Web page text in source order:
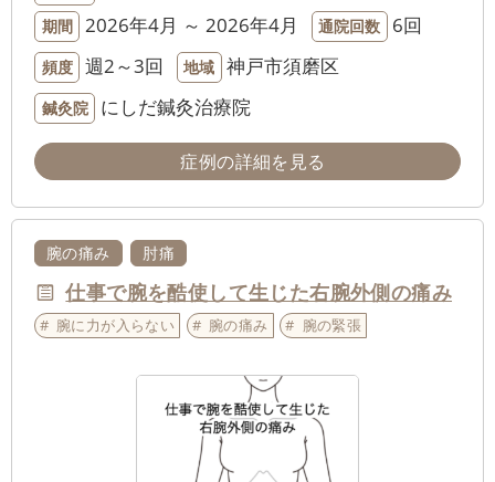
期間 2026年4月 ～ 2026年4月 通院回数 6回
頻度 週2～3回 地域 神戸市須磨区
鍼灸院 にしだ鍼灸治療院
症例の詳細を見る
腕の痛み 肘痛
仕事で腕を酷使して生じた右腕外側の痛み
腕に力が入らない 腕の痛み 腕の緊張